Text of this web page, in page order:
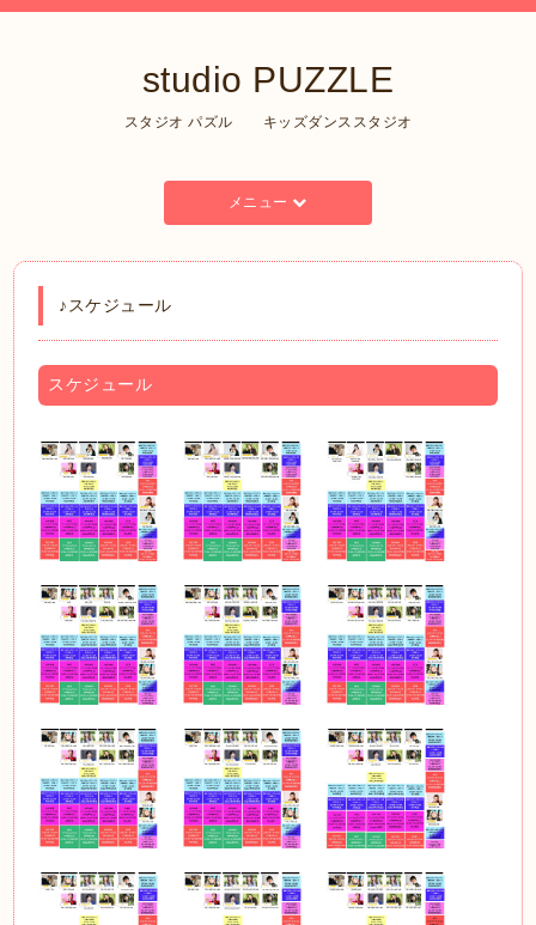
studio PUZZLE
スタジオ パズル キッズダンススタジオ
メニュー
♪スケジュール
スケジュール